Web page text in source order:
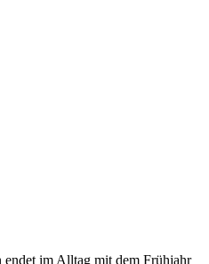
endet im Alltag mit dem Frühjahr